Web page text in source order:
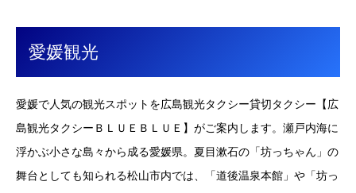
愛媛観光
愛媛で人気の観光スポットを広島観光タクシー貸切タクシー【広
島観光タクシーＢＬＵＥＢＬＵＥ】がご案内します。瀬戸内海に
浮かぶ小さな島々から成る愛媛県。夏目漱石の「坊っちゃん」の
舞台としても知られる松山市内では、「道後温泉本館」や「坊っ